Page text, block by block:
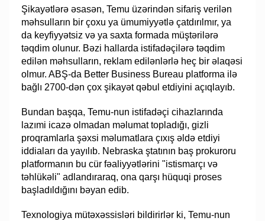
Şikayətlərə əsasən, Temu üzərindən sifariş verilən
məhsulların bir çoxu ya ümumiyyətlə çatdırılmır, ya
da keyfiyyətsiz və ya saxta formada müştərilərə
təqdim olunur. Bəzi hallarda istifadəçilərə təqdim
edilən məhsulların, reklam edilənlərlə heç bir əlaqəsi
olmur. ABŞ-da Better Business Bureau platforma ilə
bağlı 2700-dən çox şikayət qəbul etdiyini açıqlayıb.
Bundan başqa, Temu-nun istifadəçi cihazlarında
lazımi icazə olmadan məlumat topladığı, gizli
proqramlarla şəxsi məlumatlara çıxış əldə etdiyi
iddiaları da yayılıb. Nebraska ştatının baş prokuroru
platformanın bu cür fəaliyyətlərini "istismarçı və
təhlükəli" adlandıraraq, ona qarşı hüquqi proses
başladıldığını bəyan edib.
Texnologiya mütəxəssisləri bildirirlər ki, Temu-nun